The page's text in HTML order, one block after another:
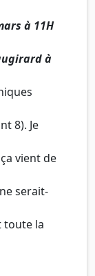
à 11H
à
8). Je
vient de
serait-
toute la